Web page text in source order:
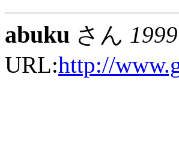
abuku さん
URL:http://